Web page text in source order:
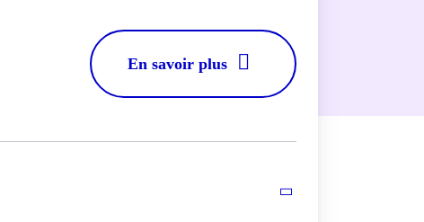
En savoir plus